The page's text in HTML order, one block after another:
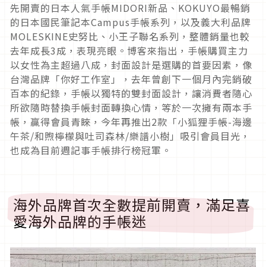
先開賣的日本人氣手帳MIDORI新品、KOKUYO最暢銷
的日本國民筆記本Campus手帳系列，以及義大利品牌
MOLESKINE史努比、小王子聯名系列，整體銷量也較
去年成長3成，表現亮眼。博客來指出，手帳購買主力
以女性為主超過八成，封面設計是選購的首要因素，像
台灣品牌「你好工作室」，去年曾創下一個月內完銷破
百本的紀錄，手帳以獨特的雙封面設計，讓消費者隨心
所欲隨時替換手帳封面轉換心情，等於一次擁有兩本手
帳，贏得會員青睞，今年再推出2款「小狐狸手帳-海邊
午茶/和煦檸檬與吐司森林/樂譜小樹」吸引會員目光，
也成為目前週記事手帳排行榜冠軍。
海外品牌首次全數提前開賣，滿足喜
愛海外品牌的手帳迷